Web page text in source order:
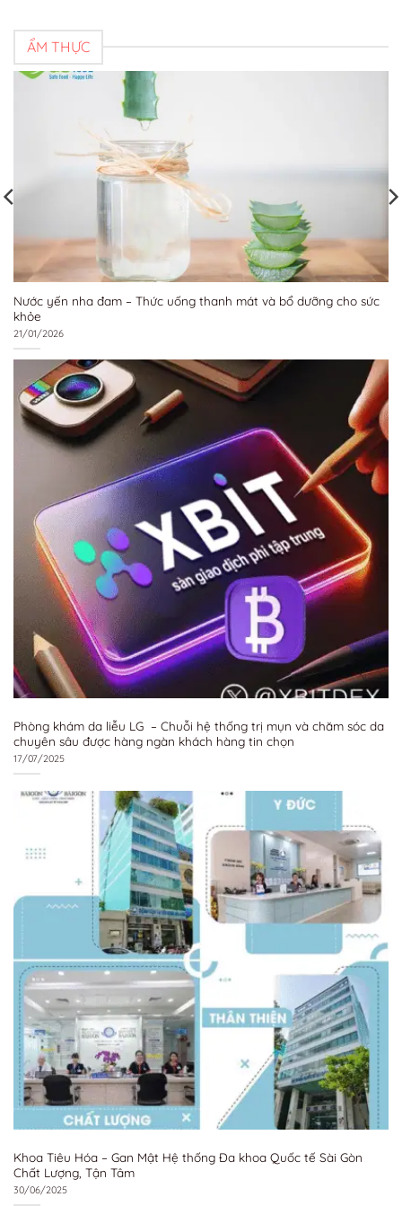
ẨM THỰC
Nước yến nha đam – Thức uống thanh mát và bổ dưỡng cho sức
khỏe
21/01/2026
Phòng khám da liễu LG – Chuỗi hệ thống trị mụn và chăm sóc da
chuyên sâu được hàng ngàn khách hàng tin chọn
17/07/2025
Khoa Tiêu Hóa – Gan Mật Hệ thống Đa khoa Quốc tế Sài Gòn
Chất Lượng, Tận Tâm
30/06/2025